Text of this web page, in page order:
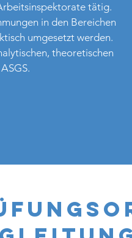
tätig.
in den Bereichen
umgesetzt werden.
theoretischen